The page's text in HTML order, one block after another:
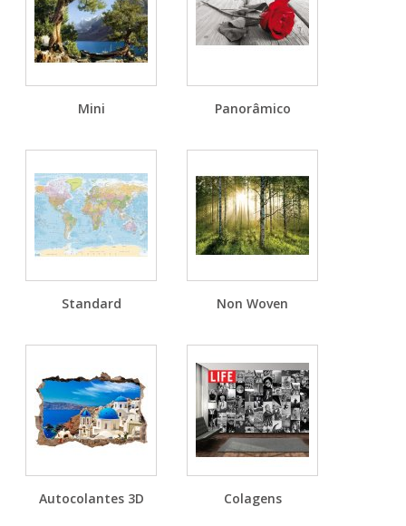
Mini Panorâmico
Standard Non Woven
Autocolantes 3D Colagens